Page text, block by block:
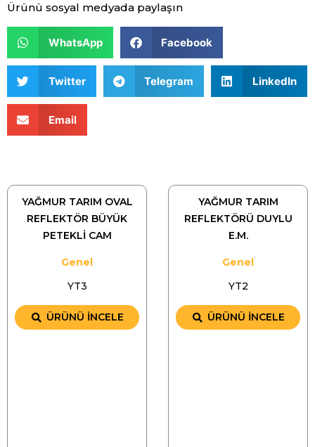
Ürünü sosyal medyada paylaşın
WhatsApp Facebook
Twitter Telegram LinkedIn
Email
YAĞMUR TARIM OVAL
REFLEKTÖR BÜYÜK
PETEKLİ CAM
Genel
YT3
ÜRÜNÜ İNCELE
YAĞMUR TARIM
REFLEKTÖRÜ DUYLU
E.M.
Genel
YT2
ÜRÜNÜ İNCELE